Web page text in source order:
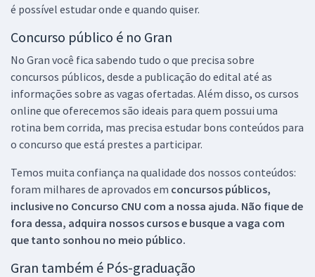
é possível estudar onde e quando quiser.
Concurso público é no Gran
No Gran você fica sabendo tudo o que precisa sobre
concursos públicos, desde a publicação do edital até as
informações sobre as vagas ofertadas. Além disso, os cursos
online que oferecemos são ideais para quem possui uma
rotina bem corrida, mas precisa estudar bons conteúdos para
o concurso que está prestes a participar.
Temos muita confiança na qualidade dos nossos conteúdos:
foram milhares de aprovados em concursos públicos,
inclusive no Concurso CNU com a nossa ajuda. Não fique de
fora dessa, adquira nossos cursos e busque a vaga com
que tanto sonhou no meio público.
Gran também é Pós-graduação